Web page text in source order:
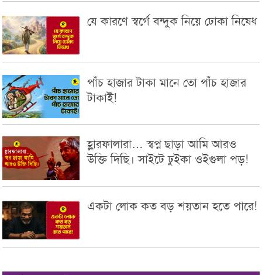
যে কারণে স্বর্গে বন্দুক নিয়ে ঢোকা নিষেধ
পাঁচ হাজার টাকা মানে তো পাঁচ হাজার
টাকাই!
হ্লারফালারা… স্বপ্ন ছাড়া আমি আরও
উক্তি দিছি। সাইটে ঢুইকা ওইগুলা পড়!
একটা লোক কত বড় শয়তান হতে পারে!